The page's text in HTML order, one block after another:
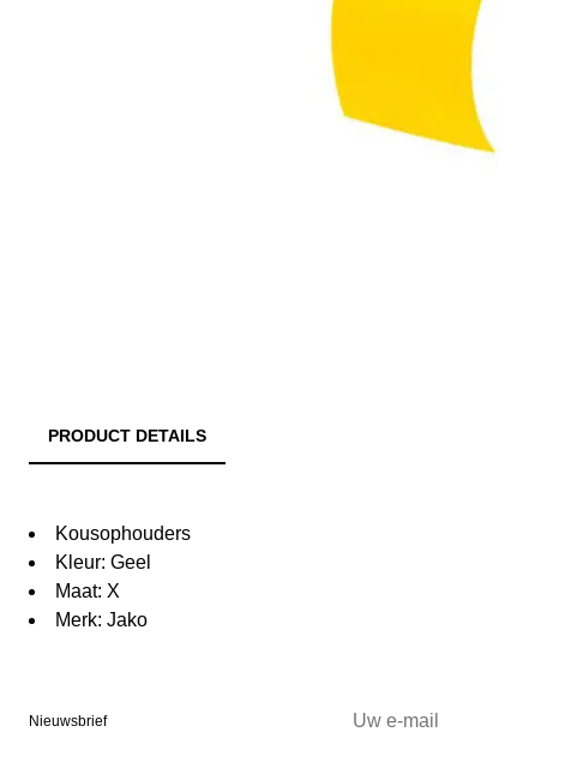
PRODUCT DETAILS
Kousophouders
Kleur: Geel
Maat: X
Merk: Jako
Nieuwsbrief